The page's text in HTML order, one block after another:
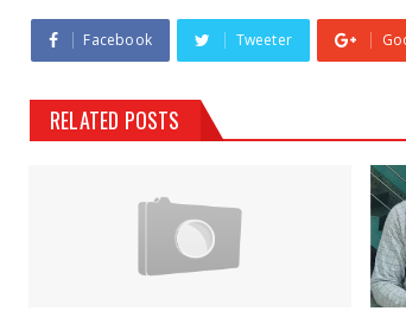
Facebook Tweeter
RELATED POSTS